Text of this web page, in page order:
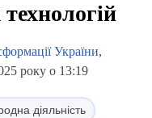
України,
року о 13:19
діяльність